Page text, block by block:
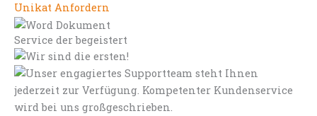
Unikat Anfordern
Service der begeistert